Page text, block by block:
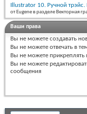
Illustrator 10. Ручной
от Eugene в разделе Векторная
Ваши права
Вы не можете создавать
Вы не можете отвечать в
Вы не можете прикреплять
Вы не можете
сообщения